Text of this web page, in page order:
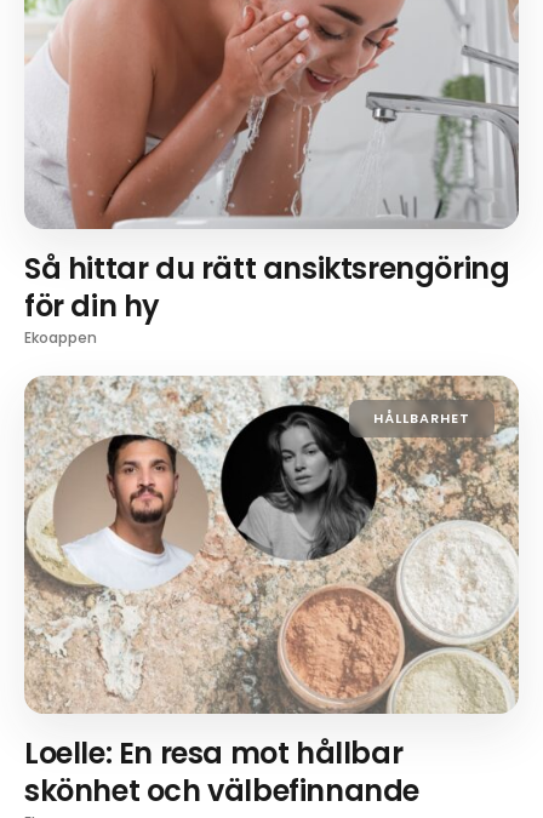
Så hittar du rätt ansiktsrengöring
för din hy
Ekoappen
HÅLLBARHET
Loelle: En resa mot hållbar
skönhet och välbefinnande